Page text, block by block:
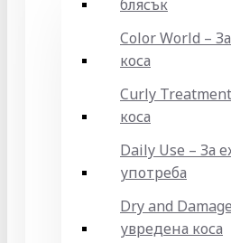
блясък
Color World –
коса
Curly
коса
Daily Use – За
употреба
Dry and
увредена коса